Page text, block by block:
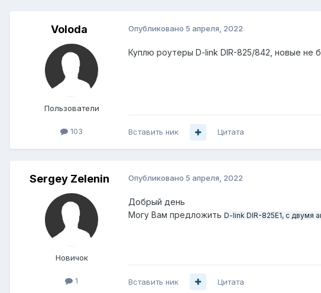
Voloda
Пользователи
103
Опубликовано 5 апреля, 2022
Куплю роутеры D-link DIR-825/842, новые не
Вставить ник Цитата
Sergey Zelenin
Новичок
1
Опубликовано 5 апреля, 2022
Добрый день
Могу Вам предложить D-link DIR-825E1, с двумя
Вставить ник Цитата